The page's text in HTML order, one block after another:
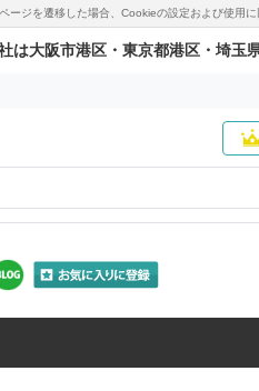
ジを遷移した場合、Cookieの設定および使用
は大阪市港区・東京都港区・埼玉